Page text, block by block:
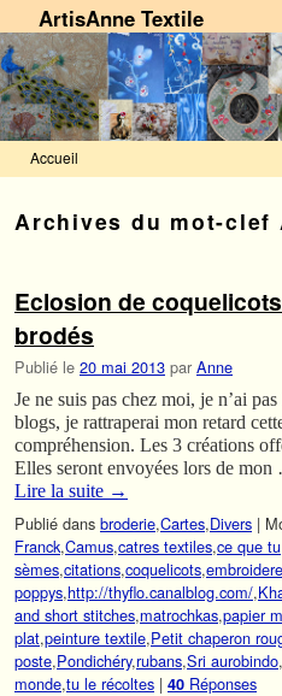
ArtisAnne Textile
Accueil
Archives du mot-clef
Eclosion de
brodés
Publié le 20 mai 2013 par Anne
Je ne suis pas chez moi, je n’ai
blogs, je rattraperai mon retard
compréhension. Les 3 créations
Elles seront envoyées lors de
Lire la suite →
Publié dans broderie,Cartes,Divers |
Franck,Camus,catres textiles,ce que tu
sèmes,citations,coquelicots,
poppys,http://thyflo.canalblog.com/,
and short stitches,matrochkas,papier
plat,peinture textile,Petit chaperon
poste,Pondichéry,rubans,Sri aurobindo,
monde,tu le récoltes | 40 Réponses